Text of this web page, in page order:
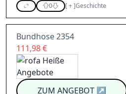
0 [+]Geschichte
Bundhose 2354
111,98 €
ZUM ANGEBOT↗